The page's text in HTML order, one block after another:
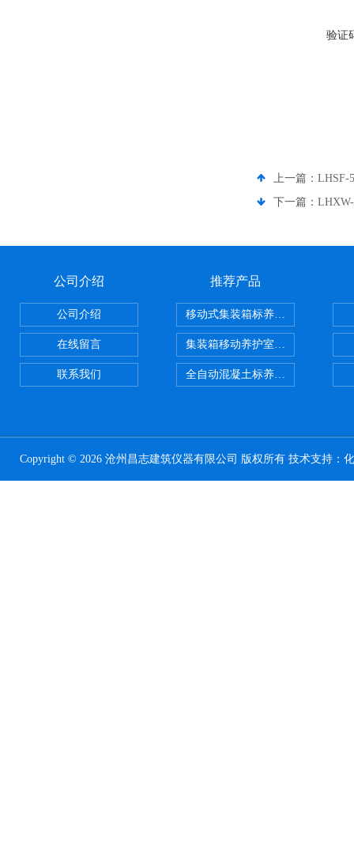
验证
上一篇： LHSF-
下一篇：
公司介绍
公司介绍
在线留言
联系我们
推荐产品
移动式集装箱标养室 养护室设备
集装箱移动养护室 标养室
全自动混凝土标养室恒温恒湿设备
Copyright © 2026 沧州昌志建筑仪器有限公司 版权所有 技术支持：